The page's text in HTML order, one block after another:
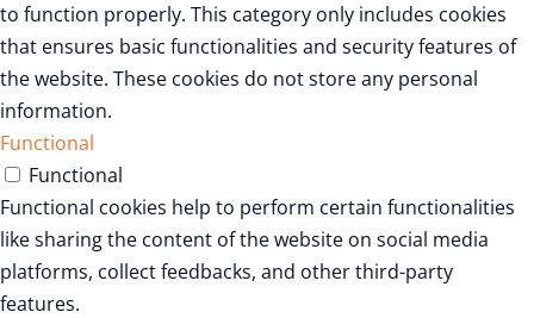
to function properly. This category only includes cookies
that ensures basic functionalities and security features of
the website. These cookies do not store any personal
information.
Functional
Functional
Functional cookies help to perform certain functionalities
like sharing the content of the website on social media
platforms, collect feedbacks, and other third-party
features.